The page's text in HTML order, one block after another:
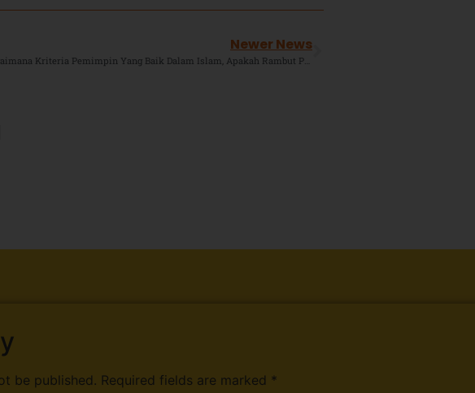
Newer News
Bagaimana Kriteria Pemimpin Yang Baik Dalam Islam, Apakah Rambut Putih Dan Kulit Berkerut Termasuk ?
be published. Required fields are marked *